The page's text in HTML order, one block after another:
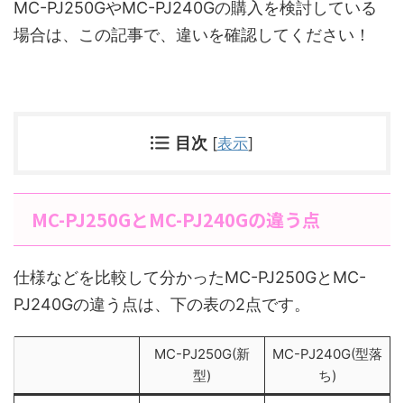
MC-PJ250GやMC-PJ240Gの購入を検討している
場合は、この記事で、違いを確認してください！
目次 [表示]
MC-PJ250GとMC-PJ240Gの違う点
仕様などを比較して分かったMC-PJ250GとMC-
PJ240Gの違う点は、下の表の2点です。
MC-PJ250G(新
型)
MC-PJ240G(型落
ち)